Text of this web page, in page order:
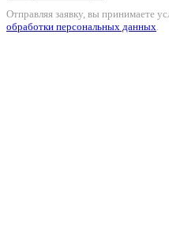
Отправляя заявку, вы принимаете
обработки персональных данных